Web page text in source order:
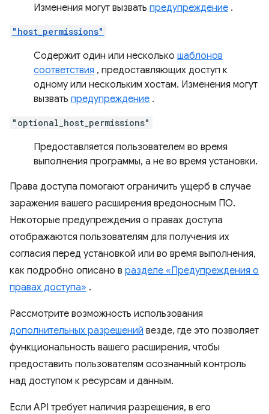
Изменения могут вызвать предупреждение .
"host_permissions"
Содержит один или несколько шаблонов
соответствия , предоставляющих доступ к
одному или нескольким хостам. Изменения могут
вызвать предупреждение .
"optional_host_permissions"
Предоставляется пользователем во время
выполнения программы, а не во время установки.
Права доступа помогают ограничить ущерб в случае
заражения вашего расширения вредоносным ПО.
Некоторые предупреждения о правах доступа
отображаются пользователям для получения их
согласия перед установкой или во время выполнения,
как подробно описано в разделе «Предупреждения о
правах доступа» .
Рассмотрите возможность использования
дополнительных разрешений везде, где это позволяет
функциональность вашего расширения, чтобы
предоставить пользователям осознанный контроль
над доступом к ресурсам и данным.
Если API требует наличия разрешения, в его